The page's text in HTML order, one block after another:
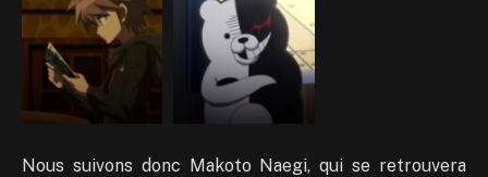
Nous suivons donc Makoto Naegi, qui se retrouvera